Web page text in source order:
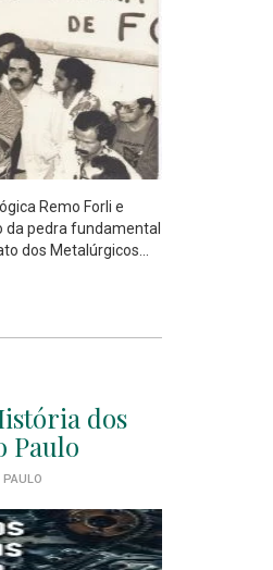
Remo Forli e
da pedra fundamental
dos Metalúrgicos...
dos
Paulo
PAULO